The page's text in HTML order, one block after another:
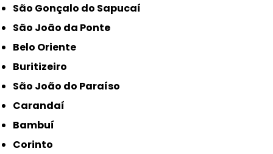
São Gonçalo do Sapucaí
São João da Ponte
Belo Oriente
Buritizeiro
São João do Paraíso
Carandaí
Bambuí
Corinto